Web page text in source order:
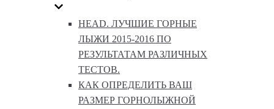
HEAD. ЛУЧШИЕ ГОРНЫЕ
ЛЫЖИ 2015-2016 ПО
РЕЗУЛЬТАТАМ РАЗЛИЧНЫХ
ТЕСТОВ.
КАК ОПРЕДЕЛИТЬ ВАШ
РАЗМЕР ГОРНОЛЫЖНОЙ